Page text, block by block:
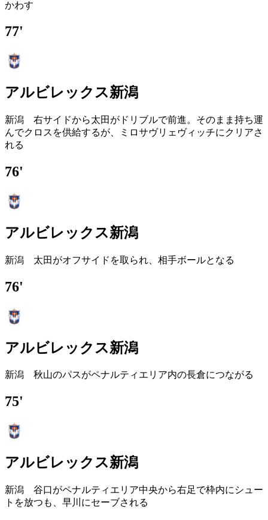
かわす
77'
アルビレックス新潟
新潟 右サイドから太田がドリブルで前進。そのまま持ち運
んでクロスを供給するが、ミロサヴリェヴィッチにクリアさ
れる
76'
アルビレックス新潟
新潟 太田がオフサイドを取られ、相手ボールとなる
76'
アルビレックス新潟
新潟 秋山のパスがペナルティエリア内の長倉につながる
75'
アルビレックス新潟
新潟 谷口がペナルティエリア中央から右足で枠内にシュー
トを放つも、早川にセーブされる